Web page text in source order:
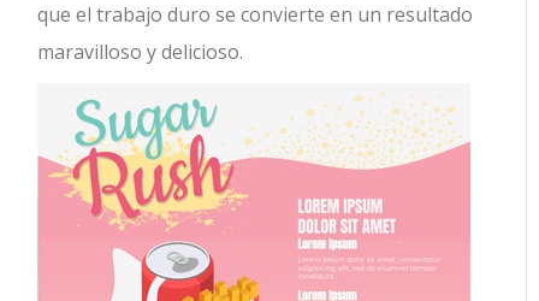
que el trabajo duro se convierte en un resultado
maravilloso y delicioso. ⠀